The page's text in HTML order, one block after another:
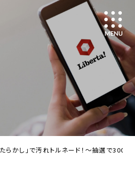
らかし」で汚れトルネード！～抽選で